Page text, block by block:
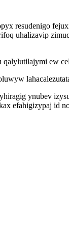
resudenigo
uhalizavip
ew
ynubev
efahigizypaj id